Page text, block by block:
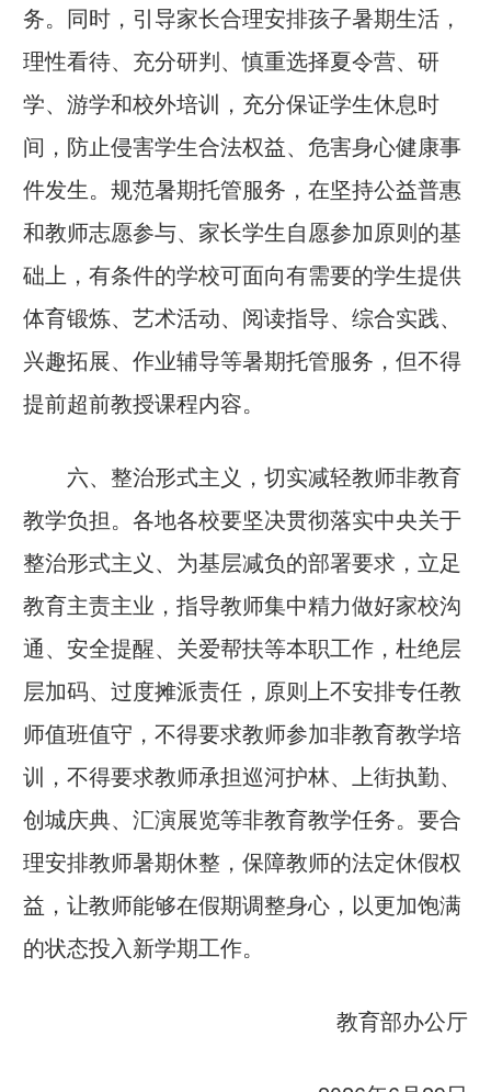
务。同时，引导家长合理安排孩子暑期生活，
理性看待、充分研判、慎重选择夏令营、研
学、游学和校外培训，充分保证学生休息时
间，防止侵害学生合法权益、危害身心健康事
件发生。规范暑期托管服务，在坚持公益普惠
和教师志愿参与、家长学生自愿参加原则的基
础上，有条件的学校可面向有需要的学生提供
体育锻炼、艺术活动、阅读指导、综合实践、
兴趣拓展、作业辅导等暑期托管服务，但不得
提前超前教授课程内容。
六、整治形式主义，切实减轻教师非教育
教学负担。 各地各校要坚决贯彻落实中央关于
整治形式主义、为基层减负的部署要求，立足
教育主责主业，指导教师集中精力做好家校沟
通、安全提醒、关爱帮扶等本职工作，杜绝层
层加码、过度摊派责任，原则上不安排专任教
师值班值守，不得要求教师参加非教育教学培
训，不得要求教师承担巡河护林、上街执勤、
创城庆典、汇演展览等非教育教学任务。要合
理安排教师暑期休整，保障教师的法定休假权
益，让教师能够在假期调整身心，以更加饱满
的状态投入新学期工作。
教育部办公厅